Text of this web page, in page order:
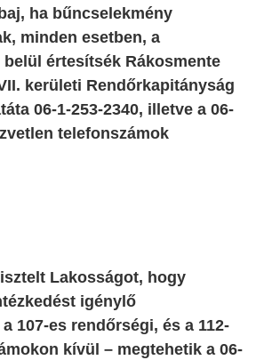
ha bűncselekmény
minden esetben, a
értesítsék Rákosmente
kerületi Rendőrkapitányság
a 06-1-253-2340, illetve a 06-
telefonszámok
Lakosságot, hogy
igénylő
107-es rendőrségi, és a 112-
kívül – megtehetik a 06-